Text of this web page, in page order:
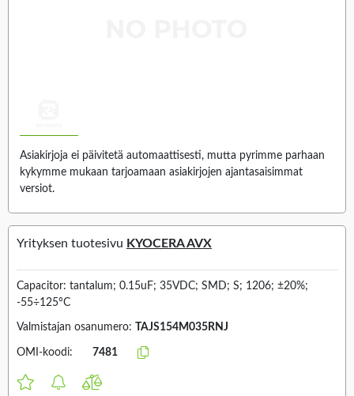
Asiakirjoja ei päivitetä automaattisesti, mutta pyrimme parhaan
kykymme mukaan tarjoamaan asiakirjojen ajantasaisimmat
versiot.
Yrityksen tuotesivu KYOCERA AVX
Capacitor: tantalum; 0.15uF; 35VDC; SMD; S; 1206; ±20%;
-55÷125°C
Valmistajan osanumero: TAJS154M035RNJ
OMI-koodi: 7481